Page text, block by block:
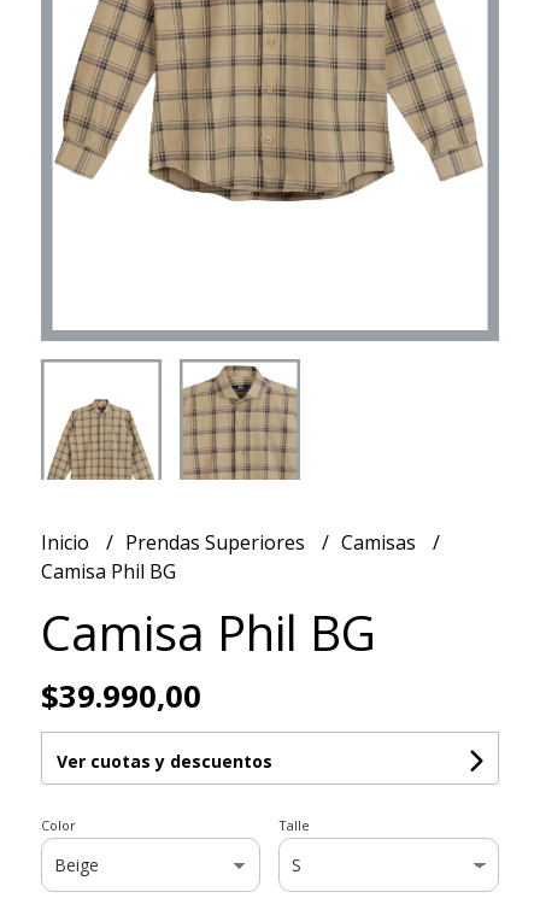
Inicio Prendas Superiores
Camisas
Camisa Phil BG
Camisa Phil BG
$39.990,00
Ver cuotas y descuentos
Color Talle